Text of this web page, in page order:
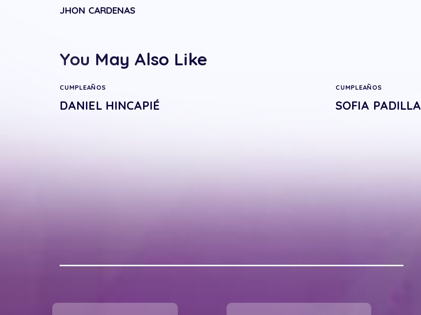
JHON CARDENAS
You May Also Like
CUMPLEAÑOS
DANIEL HINCAPIÉ
CUMPLEAÑOS
SOFIA PADILLA